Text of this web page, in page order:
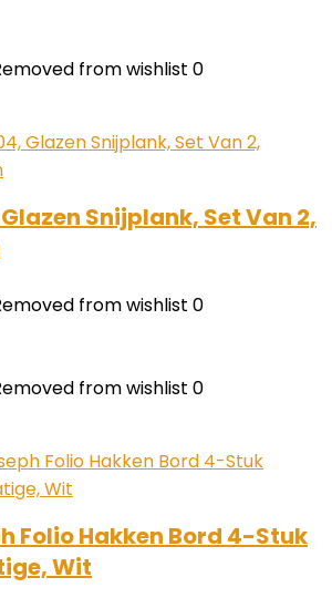
from wishlist 0
Snijplank, Set Van 2,
from wishlist 0
from wishlist 0
Folio Hakken Bord 4-Stuk
Wit